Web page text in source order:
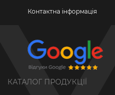
Контактна інформація
КАТАЛОГ ПРОДУКЦІЇ